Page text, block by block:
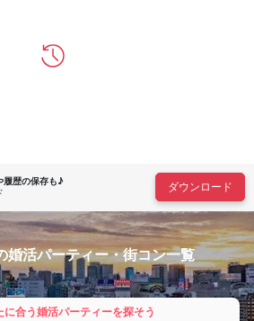
履歴の保存も♪
ダウンロード
婚活パーティー・街コン一覧
に合う婚活パーティーを探そう